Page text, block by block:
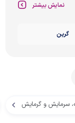
نمایش بیشتر
گرین
سرمایش و گرمایش